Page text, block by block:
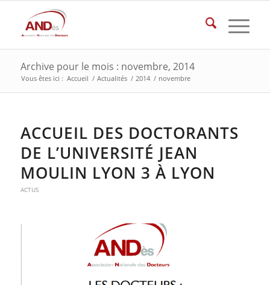
Archive pour le mois : novembre, 2014
Vous êtes ici : Accueil / Actualités / 2014 / novembre
ACCUEIL DES DOCTORANTS
DE L’UNIVERSITÉ JEAN
MOULIN LYON 3 À LYON
ACTUS